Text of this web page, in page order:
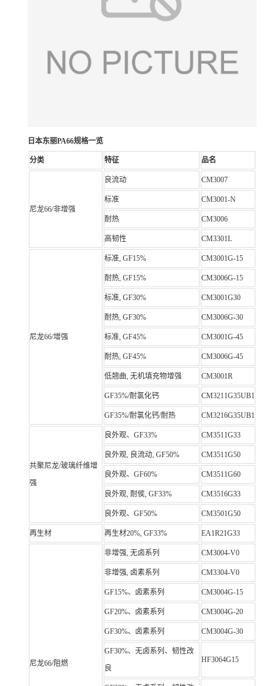
日本东丽PA66规格一览
分类 特征 品名
尼龙66/非增强
良流动 CM3007
标准 CM3001-N
耐热 CM3006
高韧性 CM3301L
尼龙66/增强
标准, GF15% CM3001G-15
耐热, GF15% CM3006G-15
标准, GF30% CM3001G30
耐热, GF30% CM3006G-30
标准, GF45% CM3001G-45
耐热, GF45% CM3006G-45
低翘曲, 无机填充物增强 CM3001R
GF35%/耐氯化钙 CM3211G35UB1
GF35%/耐氯化钙/耐热 CM3216G35UB1
共聚尼龙/玻璃纤维增
强
良外观、GF33% CM3511G33
良外观, 良流动, GF50% CM3511G50
良外观、GF60% CM3511G60
良外观, 耐侯, GF33% CM3516G33
良外观、GF50% CM3501G50
再生材 再生材20%, GF33% EA1R21G33
尼龙66/阻燃
非增强, 无卤系列 CM3004-V0
非增强, 卤素系列 CM3304-V0
GF15%、卤素系列 CM3004G-15
GF20%、卤素系列 CM3004G-20
GF30%、卤素系列 CM3004G-30
GF30%、无卤系列、韧性改
良
HF3064G15